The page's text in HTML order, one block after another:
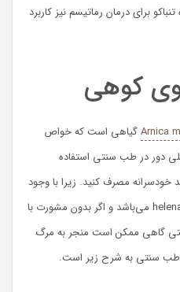
برای درمان رماتیسم نیز کاربرد
Arnicaگیاهی است که خواص
دور در طب سنتی استفاده
خودسرانه مصرف کنید. زیرا با وجود
خواص دارویی، دارای ماده سمی helenalin می‌باشد و اگر بدون مشورت با
ممکن است منجر به مرگ
طب سنتی به شرح زیر است.